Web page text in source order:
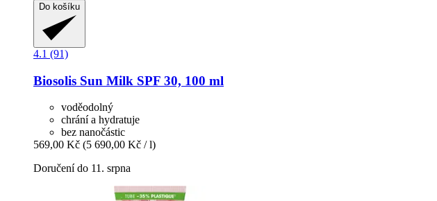
Do košíku
4.1 (91)
Biosolis Sun Milk SPF 30, 100 ml
voděodolný
chrání a hydratuje
bez nanočástic
569,00 Kč (5 690,00 Kč / l)
Doručení do 11. srpna